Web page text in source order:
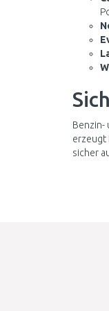
Benzin-
erzeugt
sicher